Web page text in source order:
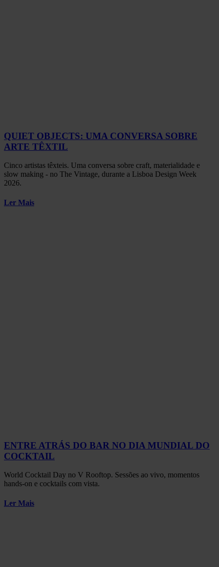
QUIET OBJECTS: UMA CONVERSA SOBRE
ARTE TÊXTIL
Cinco artistas têxteis. Uma conversa sobre craft, materialidade e
slow making - no The Vintage, durante a Lisboa Design Week
2026.
Ler Mais
ENTRE ATRÁS DO BAR NO DIA MUNDIAL DO
COCKTAIL
World Cocktail Day no V Rooftop. Sessões ao vivo, momentos
hands-on e cocktails com vista.
Ler Mais